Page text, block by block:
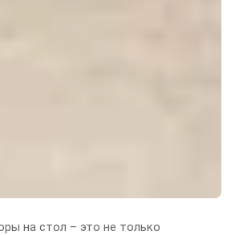
на стол – это не только